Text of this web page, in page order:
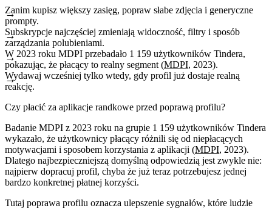
Zanim kupisz większy zasięg, popraw słabe zdjęcia i generyczne
prompty.
Subskrypcje najczęściej zmieniają widoczność, filtry i sposób
zarządzania polubieniami.
W 2023 roku MDPI przebadało 1 159 użytkowników Tindera,
pokazując, że płacący to realny segment (MDPI, 2023).
Wydawaj wcześniej tylko wtedy, gdy profil już dostaje realną
reakcję.
Czy płacić za aplikacje randkowe przed poprawą profilu?
Badanie MDPI z 2023 roku na grupie 1 159 użytkowników Tindera
wykazało, że użytkownicy płacący różnili się od niepłacących
motywacjami i sposobem korzystania z aplikacji (MDPI, 2023).
Dlatego najbezpieczniejszą domyślną odpowiedzią jest zwykle nie:
najpierw dopracuj profil, chyba że już teraz potrzebujesz jednej
bardzo konkretnej płatnej korzyści.
Tutaj poprawa profilu oznacza ulepszenie sygnałów, które ludzie